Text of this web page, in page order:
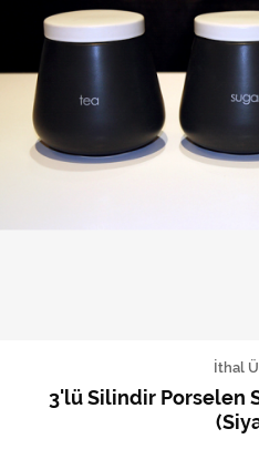
Mutfak Aksesuarları
İthal
3'lü Silindir Porselen